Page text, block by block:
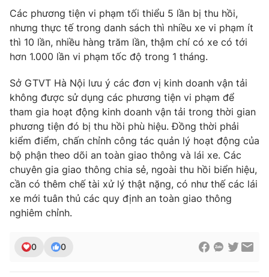
Photo Infographic
Video Shorts video
VTV Money VTV Thể thao
VTV Sức khoẻ Bất động sản
Thị trường 24h Tấm lòng Việt
VTV4 Vươn mình bằng AI
Các phương tiện vi phạm tối thiểu 5 lần bị thu hồi,
nhưng thực tế trong danh sách thì nhiều xe vi phạm ít
thì 10 lần, nhiều hàng trăm lần, thậm chí có xe có tới
hơn 1.000 lần vi phạm tốc độ trong 1 tháng.
Sở GTVT Hà Nội lưu ý các đơn vị kinh doanh vận tải
không được sử dụng các phương tiện vi phạm để
tham gia hoạt động kinh doanh vận tải trong thời gian
phương tiện đó bị thu hồi phù hiệu. Đồng thời phải
kiểm điểm, chấn chỉnh công tác quản lý hoạt động của
bộ phận theo dõi an toàn giao thông và lái xe. Các
chuyên gia giao thông chia sẻ, ngoài thu hồi biển hiệu,
cần có thêm chế tài xử lý thật nặng, có như thế các lái
xe mới tuân thủ các quy định an toàn giao thông
nghiêm chỉnh.
0 0